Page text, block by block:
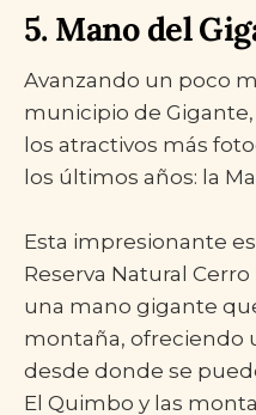
5. Mano del
Avanzando un poco
municipio de
los atractivos más
los últimos años: la
Esta impresionante
Reserva Natural
una mano gigante
montaña, ofreciendo
desde donde se
El Quimbo y las